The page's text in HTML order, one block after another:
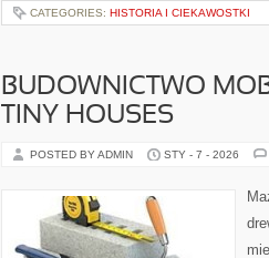
CATEGORIES: HISTORIA I CIEKAWOSTKI
BUDOWNICTWO
TINY HOUSES
POSTED BY ADMIN STY - 7 - 2026